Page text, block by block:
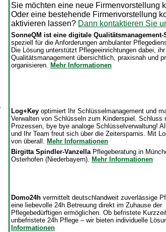
Sie möchten eine neue Firmenvorstellung
Oder eine bestehende Firmenvorstellung
aktivieren lassen? Dann kontaktieren Sie
SonneQM ist eine digitale Qualitätsmanagement-
speziell für die Anforderungen ambulanter
Die Lösung unterstützt Pflegeeinrichtungen dabei, ihr
Qualitätsmanagement übersichtlich, praxisnah und
organisieren. Mehr Informationen
Log+Key optimiert Ihr Schlüsselmanagement und
Verwalten von Schlüsseln zum Kinderspiel. Schluss
Prozessen, bye bye analoge Schlüsselverwaltung!
und Ihr Team freut sich über die Zeitersparnis. Mit
von überall. Mehr Informationen
Birgitta Spindler-VanzellaPflegeberatung in
Osterhofen (Niederbayern). Mehr Informationen
Domo24h vermittelt deutschlandweit zuverlässige
eine liebevolle 24h Betreuung direkt im Zuhause der
Pflegebedürftigen ermöglichen. Ob befristete
unbefristete 24h Pflege – wir bieten individuelle
Informationen